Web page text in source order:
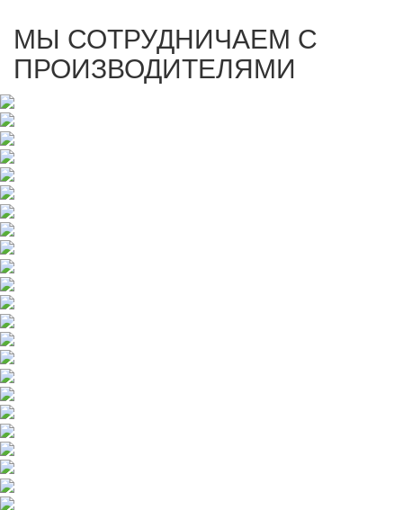
МЫ СОТРУДНИЧАЕМ С
ПРОИЗВОДИТЕЛЯМИ